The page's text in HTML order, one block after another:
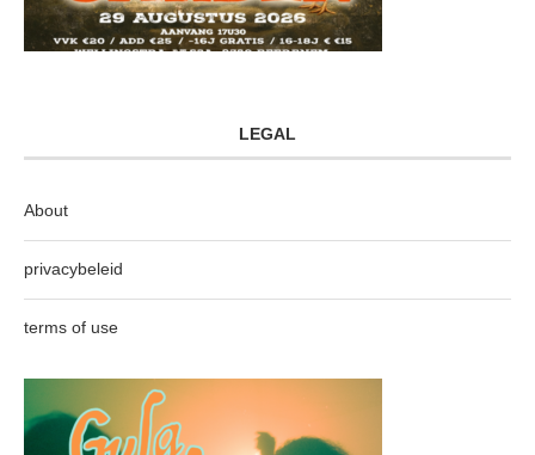
LEGAL
About
privacybeleid
terms of use